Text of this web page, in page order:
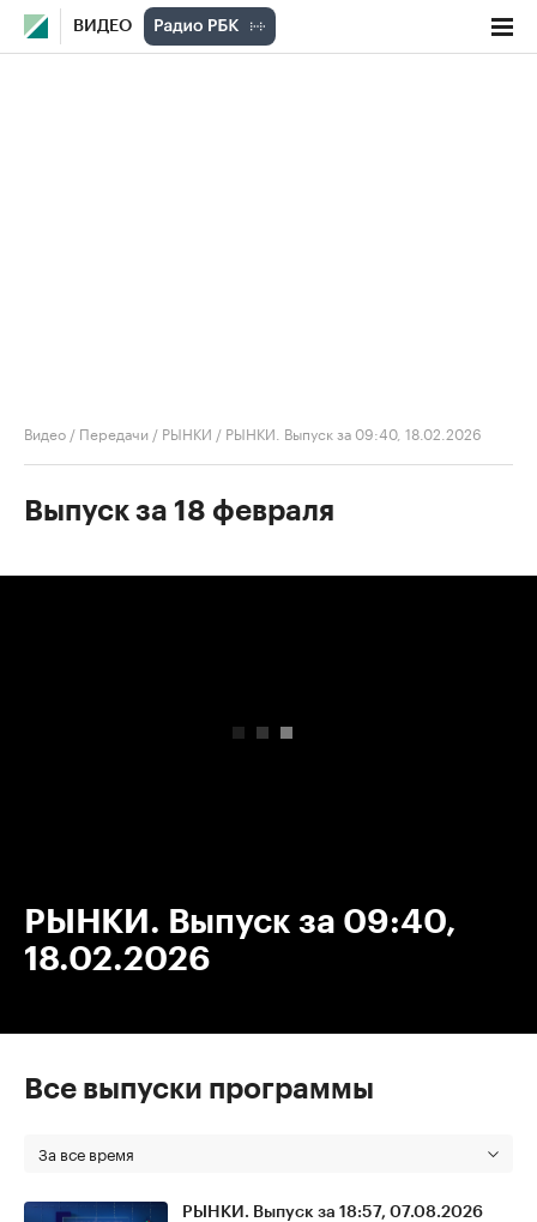
ВИДЕО
Видео / Передачи / РЫНКИ / РЫНКИ. Выпуск за 09:40, 18.02.2026
Выпуск за 18 февраля
РЫНКИ. Выпуск за 09:40,
18.02.2026
Все выпуски программы
За все время
РЫНКИ. Выпуск за 18:57, 07.08.2026